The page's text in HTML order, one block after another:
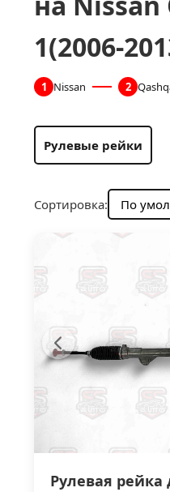
1(2006-
1 Nissan 2
Рулевые рейки
Сортировка:
Рулевая рейка